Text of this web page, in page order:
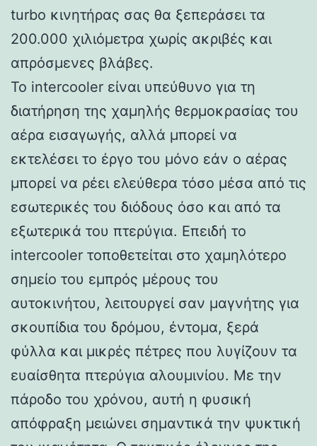
turbo κινητήρας σας θα ξεπεράσει τα
200.000 χιλιόμετρα χωρίς ακριβές και
απρόσμενες βλάβες.
Το intercooler είναι υπεύθυνο για τη
διατήρηση της χαμηλής θερμοκρασίας του
αέρα εισαγωγής, αλλά μπορεί να
εκτελέσει το έργο του μόνο εάν ο αέρας
μπορεί να ρέει ελεύθερα τόσο μέσα από τις
εσωτερικές του διόδους όσο και από τα
εξωτερικά του πτερύγια. Επειδή το
intercooler τοποθετείται στο χαμηλότερο
σημείο του εμπρός μέρους του
αυτοκινήτου, λειτουργεί σαν μαγνήτης για
σκουπίδια του δρόμου, έντομα, ξερά
φύλλα και μικρές πέτρες που λυγίζουν τα
ευαίσθητα πτερύγια αλουμινίου. Με την
πάροδο του χρόνου, αυτή η φυσική
απόφραξη μειώνει σημαντικά την ψυκτική